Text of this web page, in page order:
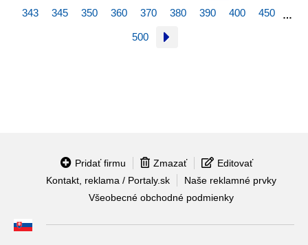
343
345 350 360 370 380 390 400 450 …
500
Pridať firmu Zmazať
Editovať
Kontakt, reklama / Portaly.sk
Naše reklamné prvky
Všeobecné obchodné podmienky